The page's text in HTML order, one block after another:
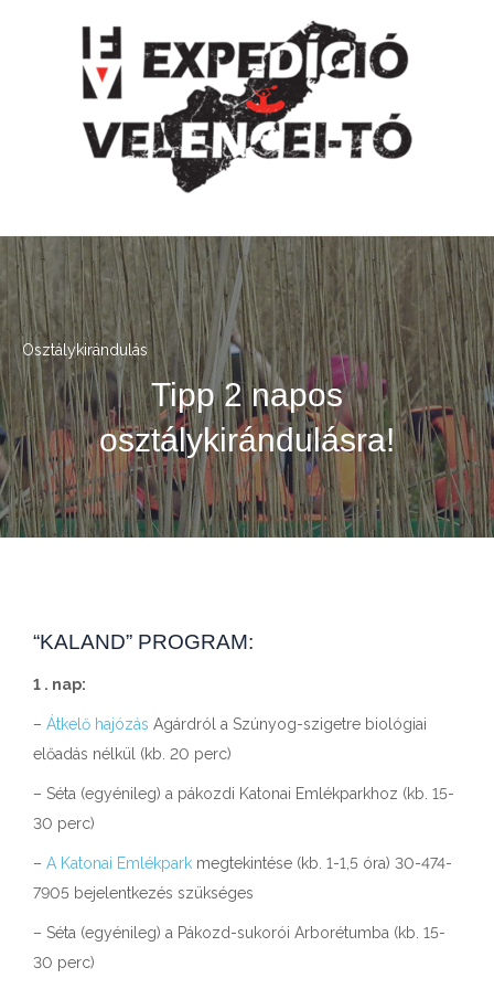
Osztálykirándulás
Tipp 2 napos
osztálykirándulásra!
“KALAND” PROGRAM:
1 . nap:
– Átkelő hajózás Agárdról a Szúnyog-szigetre biológiai
előadás nélkül (kb. 20 perc)
– Séta (egyénileg) a pákozdi Katonai Emlékparkhoz (kb. 15-
30 perc)
– A Katonai Emlékpark megtekintése (kb. 1-1,5 óra) 30-474-
7905 bejelentkezés szükséges
– Séta (egyénileg) a Pákozd-sukorói Arborétumba (kb. 15-
30 perc)